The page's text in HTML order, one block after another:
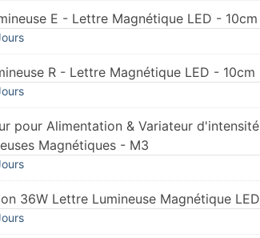
E - Lettre Magnétique LED - 10cm
R - Lettre Magnétique LED - 10cm
pour Alimentation & Variateur d'intensité
Magnétiques - M3
36W Lettre Lumineuse Magnétique LED